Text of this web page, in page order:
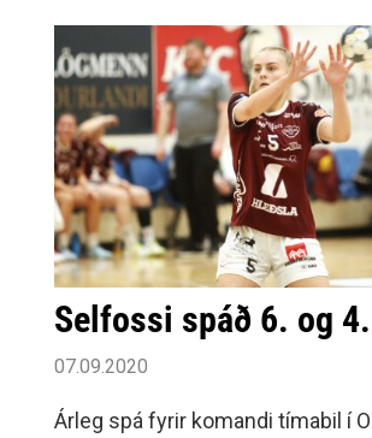
Selfossi spáð 6. og
07.09.2020
Árleg spá fyrir komandi tímabil í